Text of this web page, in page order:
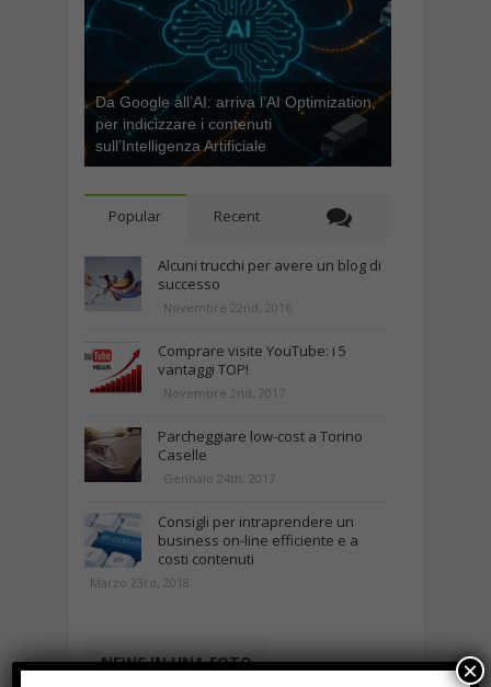
Da Google all’AI: arriva l’AI Optimization,
per indicizzare i contenuti
sull’Intelligenza Artificiale
Popular Recent
Alcuni trucchi per avere un blog di
successo
Novembre 22nd, 2016
Comprare visite YouTube: i 5
vantaggi TOP!
Novembre 2nd, 2017
Parcheggiare low-cost a Torino
Caselle
Gennaio 24th, 2017
Consigli per intraprendere un
business on-line efficiente e a
costi contenuti
Marzo 23rd, 2018
NEWS IN UNA FOTO ×